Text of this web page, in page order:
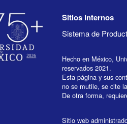
Sitios internos
Sistema de
Hecho en México,
reservados 2021.
Esta página y sus
no se mutile, se cite
De otra forma,
Sitio web